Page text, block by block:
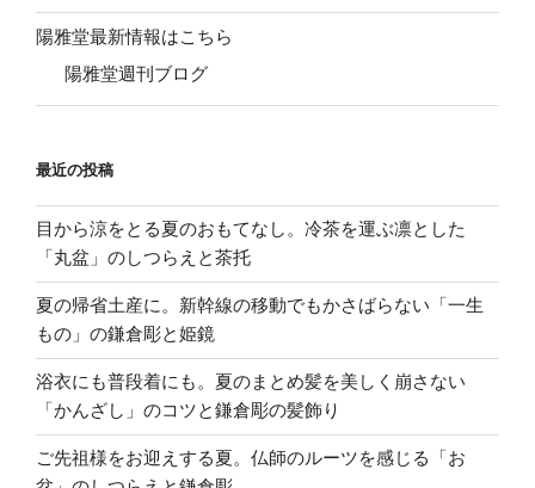
陽雅堂最新情報はこちら
陽雅堂週刊ブログ
最近の投稿
目から涼をとる夏のおもてなし。冷茶を運ぶ凛とした
「丸盆」のしつらえと茶托
夏の帰省土産に。新幹線の移動でもかさばらない「一生
もの」の鎌倉彫と姫鏡
浴衣にも普段着にも。夏のまとめ髪を美しく崩さない
「かんざし」のコツと鎌倉彫の髪飾り
ご先祖様をお迎えする夏。仏師のルーツを感じる「お